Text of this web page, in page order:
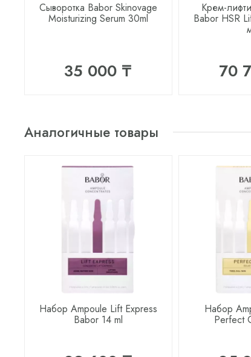
Сыворотка Babor Skinovage
Moisturizing Serum 30ml
35 000 ₸
Крем-
Babor HSR
70
Аналогичные товары
Набор Ampoule Lift Express
Babor 14 ml
Набор
Perfect